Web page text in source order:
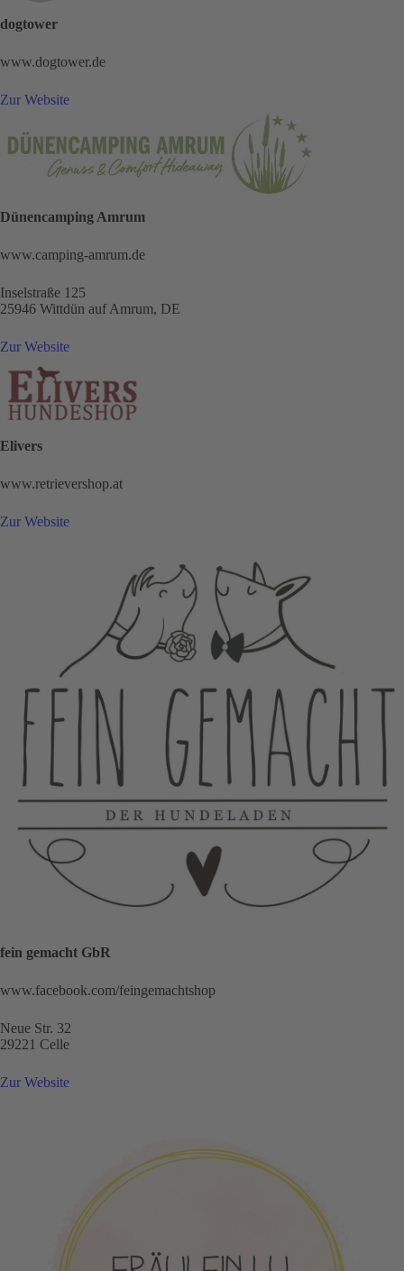
dogtower
www.dogtower.de
Zur Website
Dünencamping Amrum
www.camping-amrum.de
Inselstraße 125
25946 Wittdün auf Amrum, DE
Zur Website
Elivers
www.retrievershop.at
Zur Website
fein gemacht GbR
www.facebook.com/feingemachtshop
Neue Str. 32
29221 Celle
Zur Website